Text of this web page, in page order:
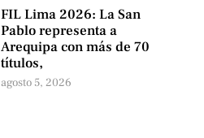
FIL Lima 2026: La San
Pablo representa a
Arequipa con más de 70
títulos,
agosto 5, 2026